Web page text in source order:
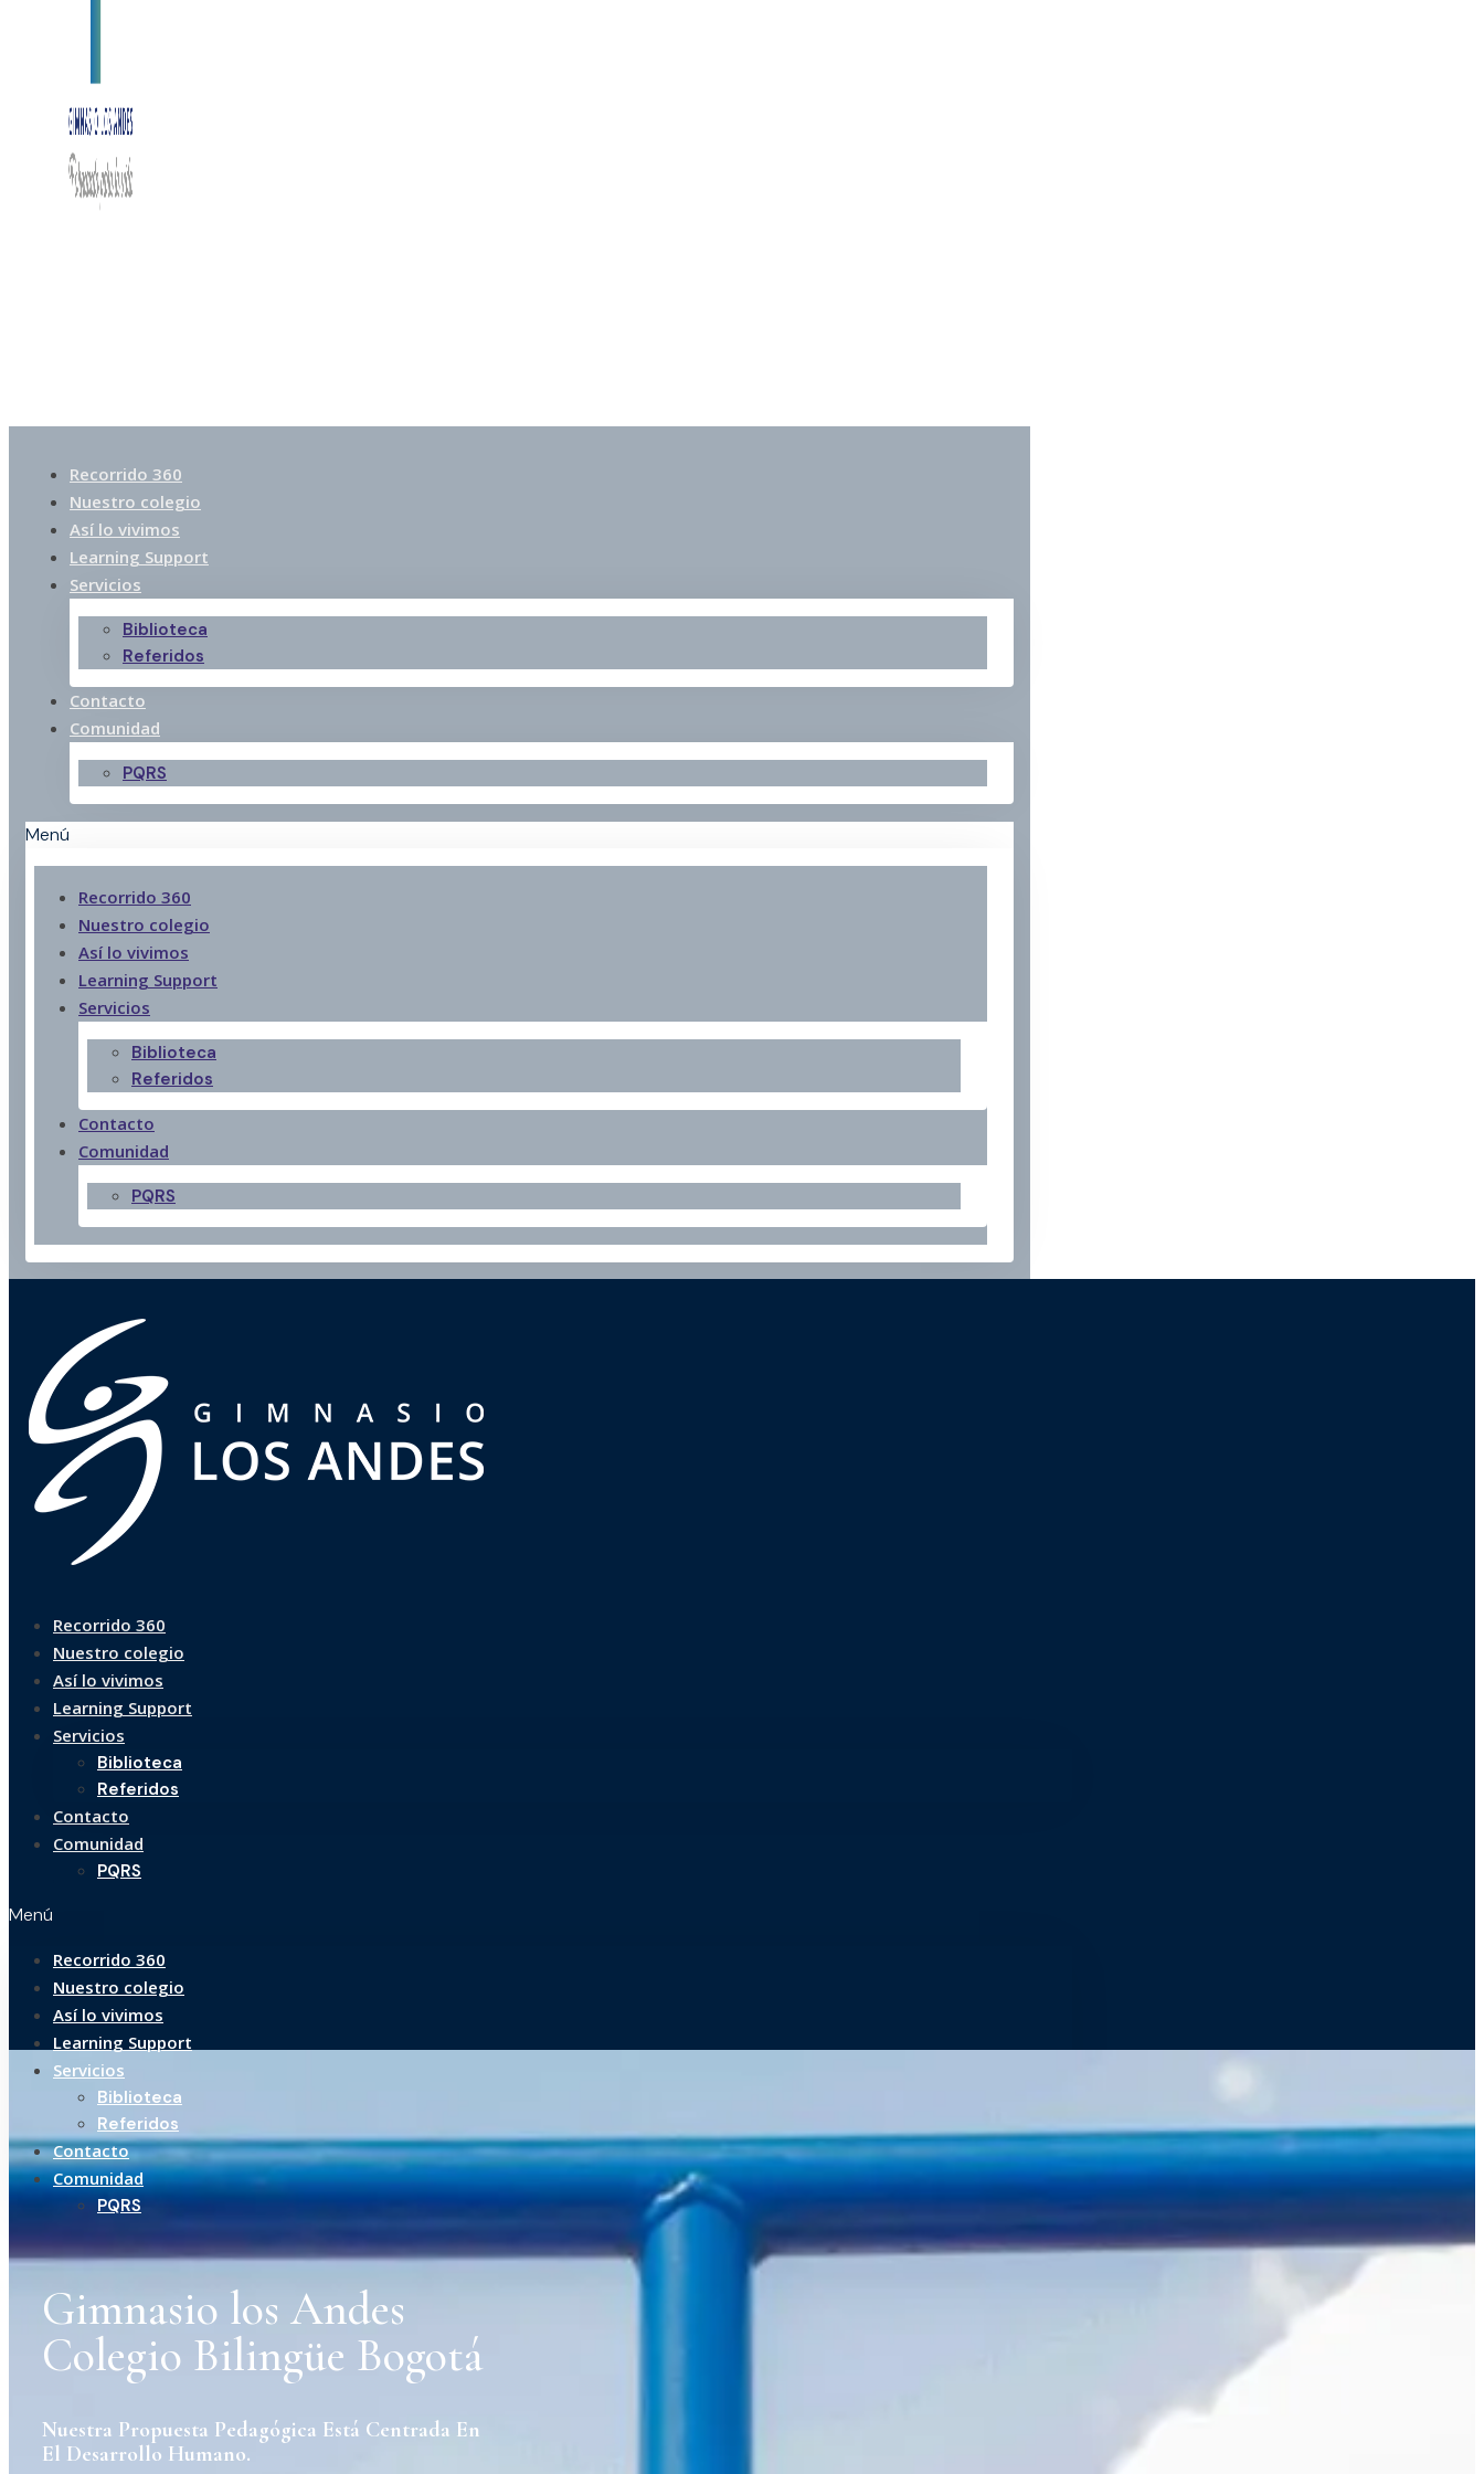
Recorrido 360
Nuestro colegio
Así lo vivimos
Learning Support
Servicios
Biblioteca
Referidos
Contacto
Comunidad
PQRS
Menú
Recorrido 360
Nuestro colegio
Así lo vivimos
Learning Support
Servicios
Biblioteca
Referidos
Contacto
Comunidad
PQRS
Recorrido 360
Nuestro colegio
Así lo vivimos
Learning Support
Servicios
Biblioteca
Referidos
Contacto
Comunidad
PQRS
Menú
Recorrido 360
Nuestro colegio
Así lo vivimos
Learning Support
Servicios
Biblioteca
Referidos
Contacto
Comunidad
PQRS
Gimnasio los Andes
Colegio Bilingüe Bogotá
Nuestra Propuesta Pedagógica Está Centrada En
El Desarrollo Humano.